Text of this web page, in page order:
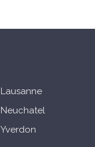
Lausanne
Neuchatel
Yverdon